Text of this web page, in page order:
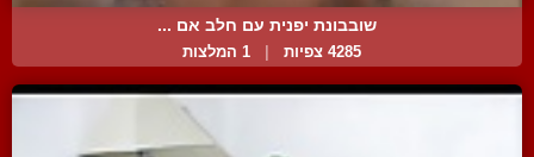
שובבונת יפנית עם חלב אם ...
4285 צפיות 1 המלצות